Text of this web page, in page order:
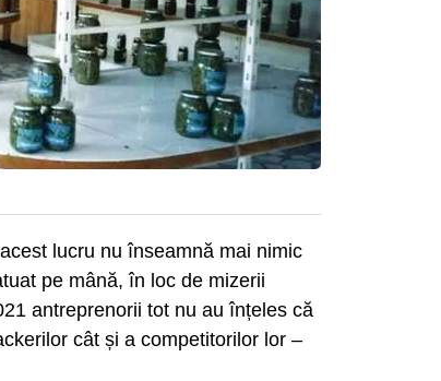
lucru nu înseamnă mai nimic
pe mână, în loc de mizerii
antreprenorii tot nu au înțeles că
cât și a competitorilor lor –